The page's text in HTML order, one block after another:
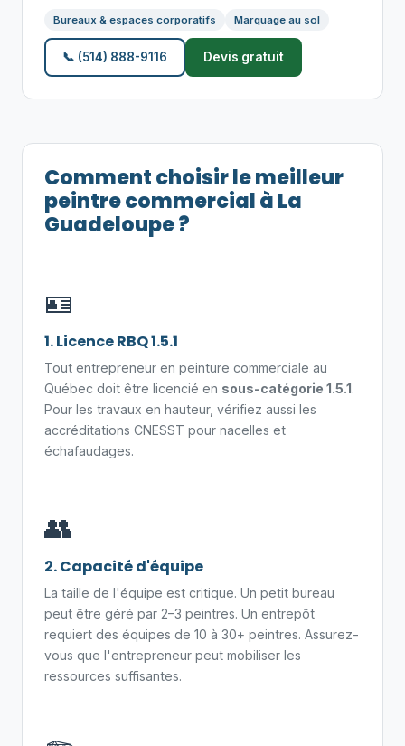
Bureaux & espaces corporatifs Marquage au sol
📞 (514) 888-9116 Devis gratuit
Comment choisir le meilleur
peintre commercial à La
Guadeloupe ?
🪪
1. Licence RBQ 1.5.1
Tout entrepreneur en peinture commerciale au
Québec doit être licencié en sous-catégorie 1.5.1.
Pour les travaux en hauteur, vérifiez aussi les
accréditations CNESST pour nacelles et
échafaudages.
👥
2. Capacité d'équipe
La taille de l'équipe est critique. Un petit bureau
peut être géré par 2–3 peintres. Un entrepôt
requiert des équipes de 10 à 30+ peintres. Assurez-
vous que l'entrepreneur peut mobiliser les
ressources suffisantes.